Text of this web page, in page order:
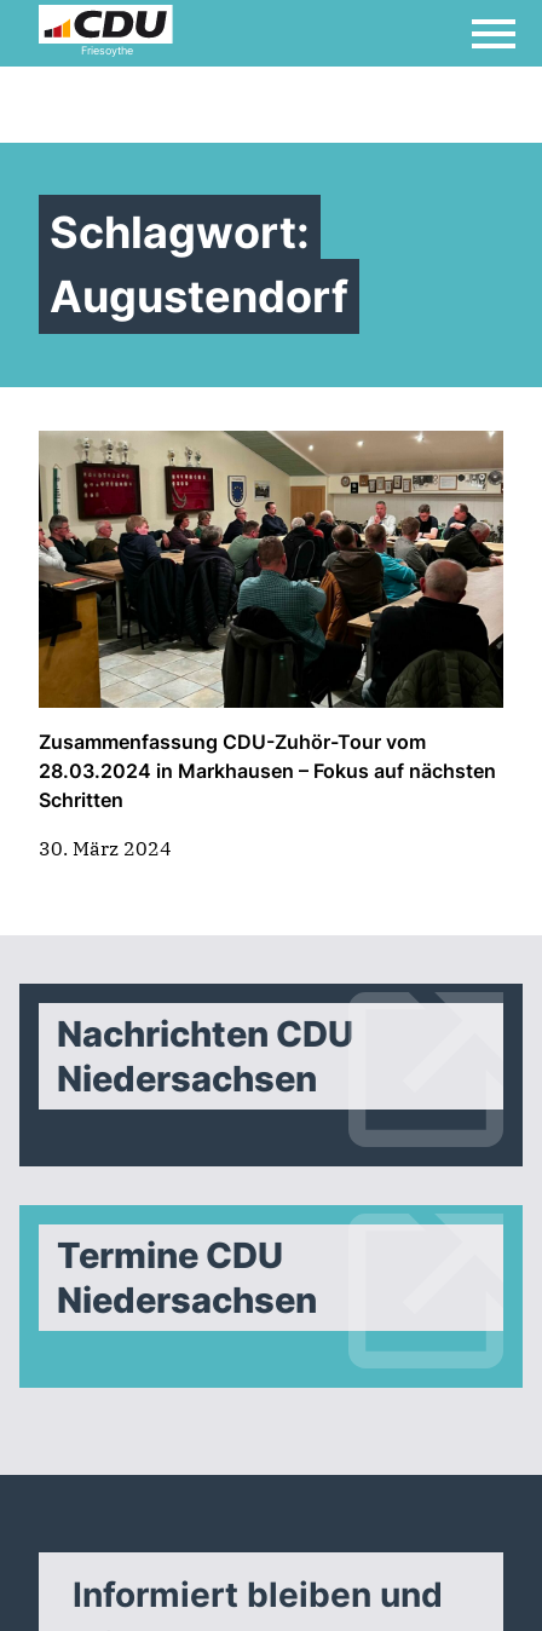
Friesoythe
Schlagwort:
Augustendorf
Zusammenfassung CDU-Zuhör-Tour vom
28.03.2024 in Markhausen – Fokus auf nächsten
Schritten
30. März 2024
Nachrichten CDU
Niedersachsen
Termine CDU
Niedersachsen
Informiert bleiben und